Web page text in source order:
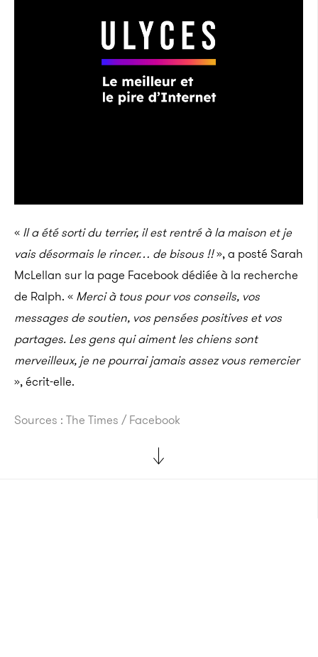
« Il a été sorti du terrier, il est rentré à la maison et je
vais désormais le rincer… de bisous !!», a posté Sarah
McLellan sur la page Facebook dédiée à la recherche
de Ralph. « Merci à tous pour vos conseils, vos
messages de soutien, vos pensées positives et vos
partages. Les gens qui aiment les chiens sont
merveilleux, je ne pourrai jamais assez vous remercier
», écrit-elle.
Sources : The Times / Facebook